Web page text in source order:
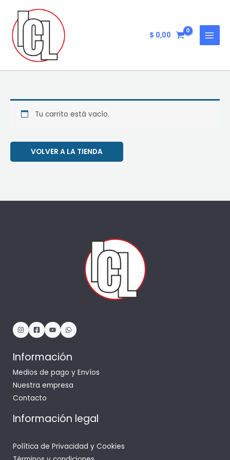
contenido
$ 0,00
Tu carrito está vacío.
VOLVER A LA TIENDA
Información
Medios de pago y Envíos
Nuestra empresa
Contacto
Información legal
Política de Privacidad y Cookies